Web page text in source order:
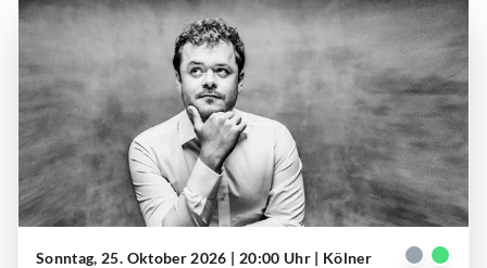
Sonntag, 25. Oktober 2026 | 20:00 Uhr | Kölner